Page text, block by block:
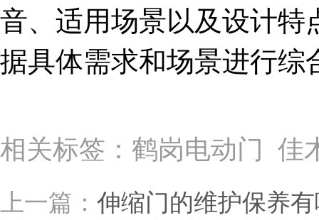
音、适用场景以及设计特
据具体需求和场景进行综
相关标签：鹤岗电动门
上一篇： 伸缩门的维护保养